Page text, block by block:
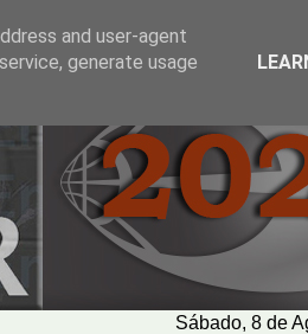
Sábado, 8 de
and user-agent
generate usage